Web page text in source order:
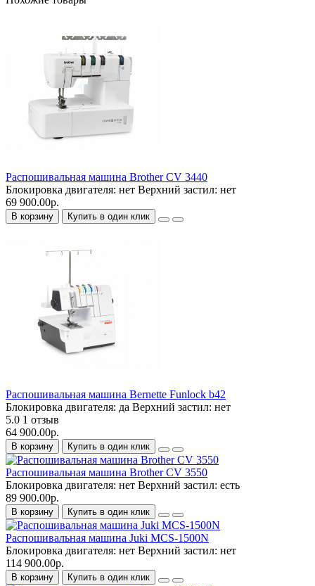
Распошивальная машина Brother CV 3440
Блокировка двигателя: нет Верхний застил: нет
69 900.00р.
В корзину Купить в один клик
Распошивальная машина Bernette Funlock b42
Блокировка двигателя: да Верхний застил: нет
5.0 1 отзыв
64 900.00р.
В корзину Купить в один клик
Распошивальная машина Brother CV 3550
Блокировка двигателя: нет Верхний застил: есть
89 900.00р.
В корзину Купить в один клик
Распошивальная машина Juki MCS-1500N
Блокировка двигателя: нет Верхний застил: нет
114 900.00р.
В корзину Купить в один клик